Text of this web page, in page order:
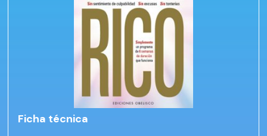
Ficha técnica